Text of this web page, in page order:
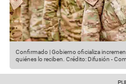
Confirmado | Gobierno oficializa
quiénes lo reciben. Crédito: Difusión -